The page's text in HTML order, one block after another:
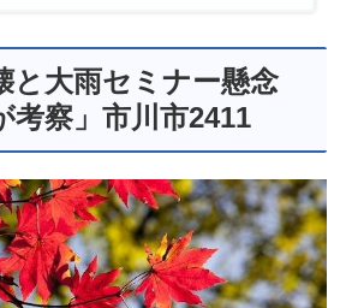
と大雨セミナー懸念
考察」市川市2411